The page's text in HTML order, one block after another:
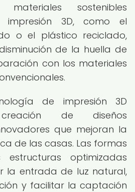
sostenibles
3D, como el
o el plástico reciclado,
de la huella de
con los materiales
de impresión 3D
de diseños
que mejoran la
de las casas. Las formas
optimizadas
la entrada de luz natural,
y facilitar la captación